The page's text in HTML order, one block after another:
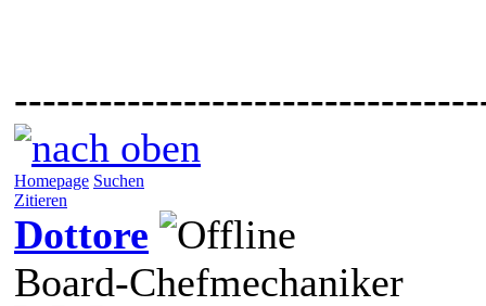
Homepage Suchen
Zitieren
Dottore
Board-Chefmechaniker